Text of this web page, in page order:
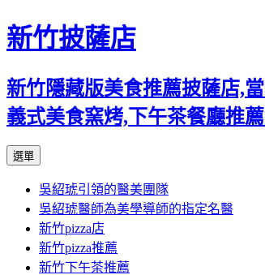
新竹披薩店
新竹隱藏版美食推薦披薩店,
義式美食窯烤,下午茶餐廳推
選單
主
要
內
容
吳紹琥引領的醫美團隊
吳紹琥醫師為美學導師的指定名醫
新竹pizza店
新竹pizza推薦
新竹下午茶推薦